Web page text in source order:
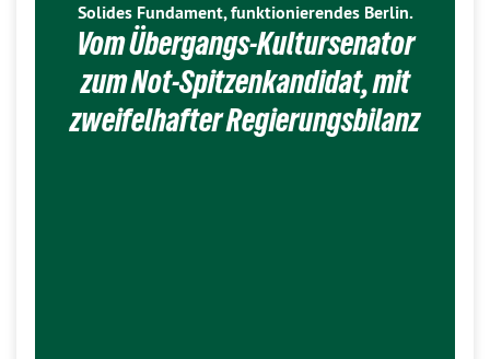
Solides Fundament, funktionierendes Berlin.
Vom Übergangs-Kultursenator
zum Not-Spitzenkandidat, mit
zweifelhafter Regierungsbilanz